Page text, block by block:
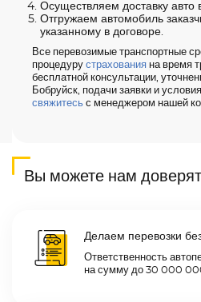
Осуществляем доставку авто
Отгружаем автомобиль
указанному в договоре.
Все перевозимые транспортные
процедуру страхования на время
бесплатной консультации,
Бобруйск, подачи заявки и
свяжитесь с менеджером нашей
Вы можете нам
Делаем перевозки
Ответственность
на сумму до 30 000